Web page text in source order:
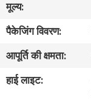
कारखाना
भ्रमण
गुणवत्ता
मूल्य:
पैकेजिंग विवरण:
आपूर्ति की क्षमता:
हाई लाइट: